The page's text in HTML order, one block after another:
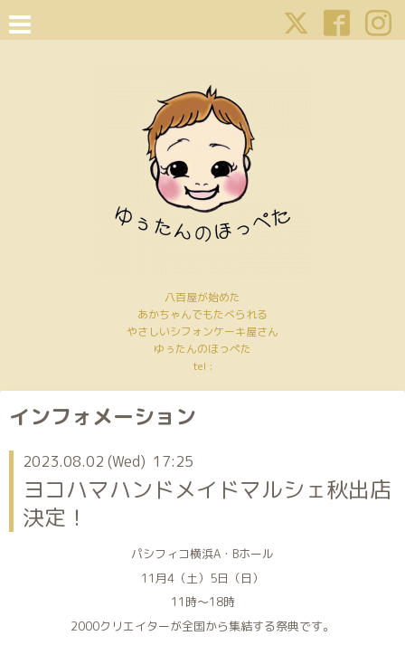
八百屋が始めた
あかちゃんでもたべられる
やさしいシフォンケーキ屋さん
ゆぅたんのほっぺた
tel :
インフォメーション
2023.08.02 (Wed) 17:25
ヨコハマハンドメイドマルシェ秋出店
決定！
パシフィコ横浜A・Bホール
11月4（土）5日（日）
11時～18時
2000クリエイターが全国から集結する祭典です。